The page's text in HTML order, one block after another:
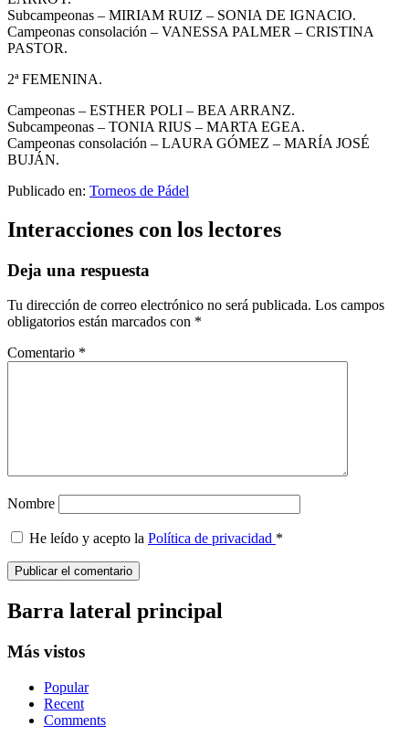
Subcampeonas – MIRIAM RUIZ – SONIA DE IGNACIO.
Campeonas consolación – VANESSA PALMER – CRISTINA
PASTOR.
2ª FEMENINA.
Campeonas – ESTHER POLI – BEA ARRANZ.
Subcampeonas – TONIA RIUS – MARTA EGEA.
Campeonas consolación – LAURA GÓMEZ – MARÍA JOSÉ
BUJÁN.
Publicado en: Torneos de Pádel
Interacciones con los lectores
Deja una respuesta
Tu dirección de correo electrónico no será publicada. Los campos
obligatorios están marcados con *
Comentario *
Nombre
He leído y acepto la Política de privacidad *
Barra lateral principal
Más vistos
Popular
Recent
Comments